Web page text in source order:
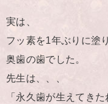
実は、
フッ素を1年ぶりに塗
奥歯の歯でした。
先生は、、、
「永久歯が生えてき